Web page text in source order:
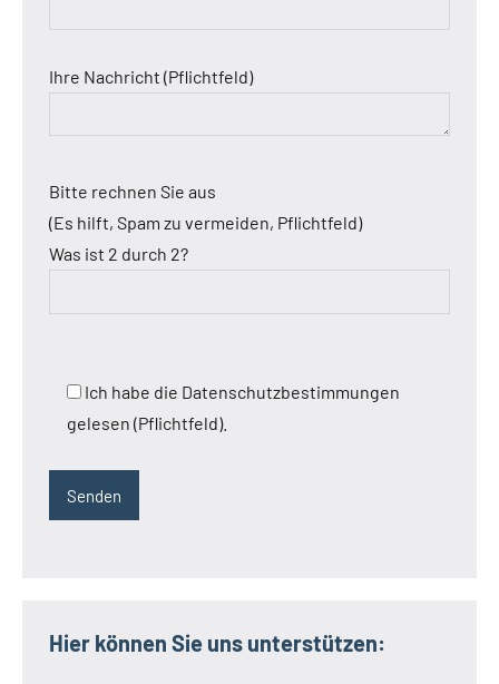
Ihre Nachricht (Pflichtfeld)
Bitte rechnen Sie aus
(Es hilft, Spam zu vermeiden, Pflichtfeld)
Was ist 2 durch 2?
Ich habe die Datenschutzbestimmungen
gelesen (Pflichtfeld).
Hier können Sie uns unterstützen: